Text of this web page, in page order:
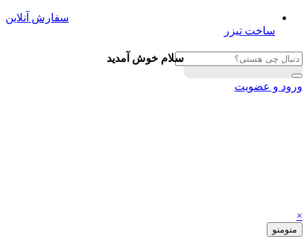
سفارش آنلاین
ساخت تیزر
سلام خوش آمدید
ورود و عضویت
×
منومنو